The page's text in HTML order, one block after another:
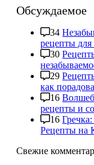
Обсуждаемое
34
рецепты
30
29
как
16
рецепты и
16
Рецепты на
Свежие